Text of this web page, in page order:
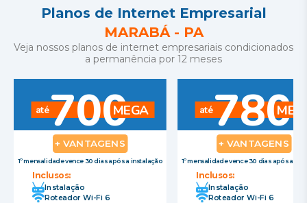
Planos de Internet Empresarial
MARABÁ- PA
Veja nossos planos de internet empresariais condicionados
a permanência por 12 meses
até700MEGA
+ VANTAGENS
1º mensalidade vence 30 dias após a instalação
Inclusos:
Instalação
Roteador Wi-Fi 6
até780
+ VANTAGENS
1º mensalidade vence 30 dias após a
Inclusos:
Instalação
Roteador Wi-Fi 6